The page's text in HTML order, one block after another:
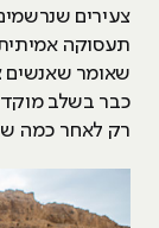
צעירים
תעסוקה אמיתית
שאומר שאנשים
כבר בשלב
רק לאחר כמה